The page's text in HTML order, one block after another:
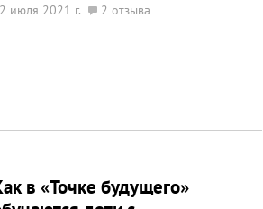
июля 2021 г. 2 отзыва
в «Точке будущего»